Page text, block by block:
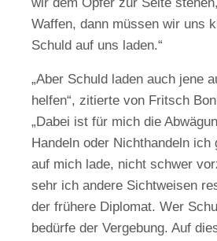
Waffen, dann müssen wir uns
Schuld auf uns laden.“
„Aber Schuld laden auch jene
helfen“, zitierte von Fritsch
„Dabei ist für mich die
Handeln oder Nichthandeln ich
auf mich lade, nicht schwer
sehr ich andere Sichtweisen
der frühere Diplomat. Wer
bedürfe der Vergebung. Auf